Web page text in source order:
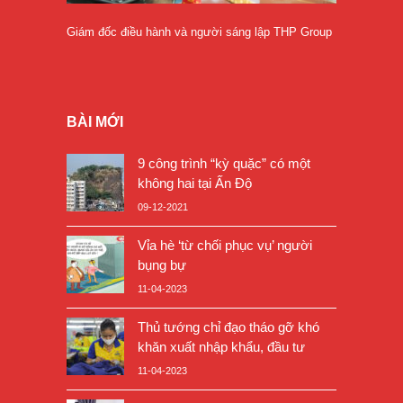
Giám đốc điều hành và người sáng lập THP Group
BÀI MỚI
9 công trình “kỳ quặc” có một
không hai tại Ấn Độ
09-12-2021
Vỉa hè ‘từ chối phục vụ’ người
bụng bự
11-04-2023
Thủ tướng chỉ đạo tháo gỡ khó
khăn xuất nhập khẩu, đầu tư
11-04-2023